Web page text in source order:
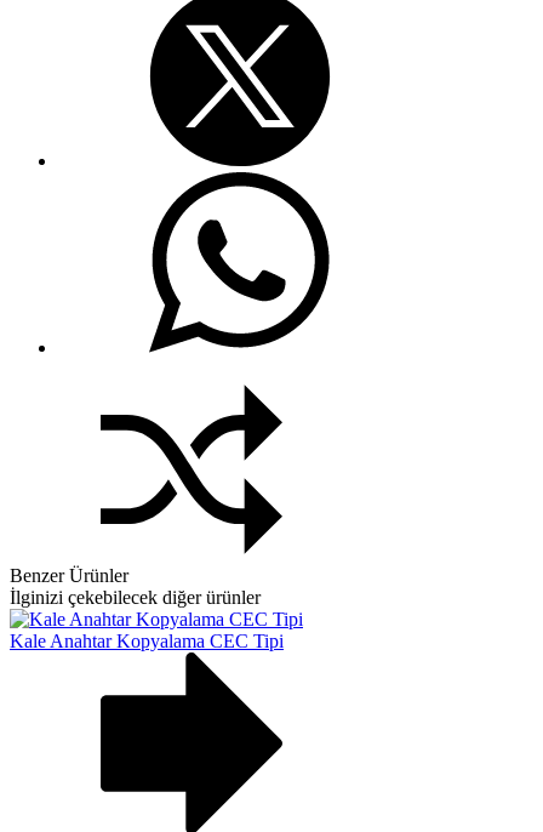
Benzer Ürünler
İlginizi çekebilecek diğer ürünler
Kale Anahtar Kopyalama CEC Tipi